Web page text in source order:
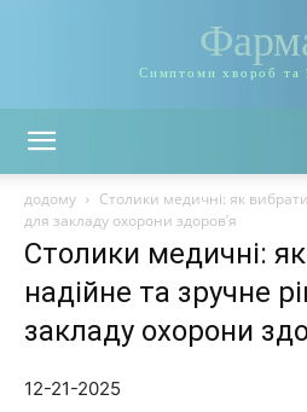
Симптоми хвороб та
додому
Столики медичні: як
для закладу охорони здоров’я
Столики медичні:
надійне та зручне
закладу охорони
12-21-2025